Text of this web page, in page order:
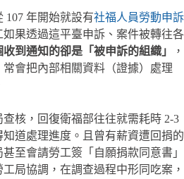
107 年開始就設有社福人員勞動申訴
如果透過這平臺申訴、案件被轉往各
收到通知的卻是「被申訴的組織」
，
會把內部相關資料（證據）處理
核，回復衛福部往往就需耗時 2-3
道處理進度。且曾有薪資遭回捐的
至會請勞工簽「自願捐款同意書」
局協調，在調查過程中形同吃案，